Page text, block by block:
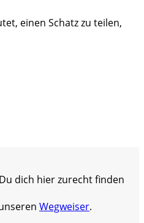
einen Schatz zu teilen,
dich hier zurecht finden
Wegweiser.